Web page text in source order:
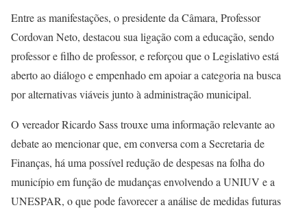
Entre as manifestações, o presidente da Câmara, Professor
Cordovan Neto, destacou sua ligação com a educação, sendo
professor e filho de professor, e reforçou que o Legislativo está
aberto ao diálogo e empenhado em apoiar a categoria na busca
por alternativas viáveis junto à administração municipal.
O vereador Ricardo Sass trouxe uma informação relevante ao
debate ao mencionar que, em conversa com a Secretaria de
Finanças, há uma possível redução de despesas na folha do
município em função de mudanças envolvendo a UNIUV e a
UNESPAR, o que pode favorecer a análise de medidas futuras